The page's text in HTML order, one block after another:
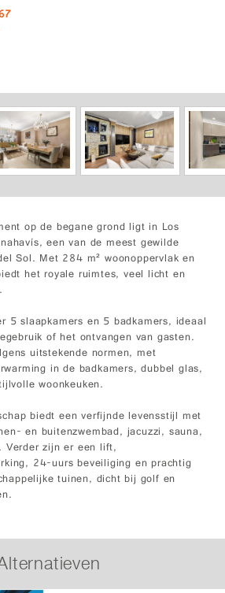
op de begane grond ligt in Los
een van de meest gewilde
Sol. Met 284 m² woonoppervlak en
het royale ruimtes, veel licht en
5 slaapkamers en 5 badkamers, ideaal
of het ontvangen van gasten.
uitstekende normen, met
in de badkamers, dubbel glas,
woonkeuken.
biedt een verfijnde levensstijl met
en buitenzwembad, jacuzzi, sauna,
Verder zijn er een lift,
24-uurs beveiliging en prachtig
tuinen, dicht bij golf en